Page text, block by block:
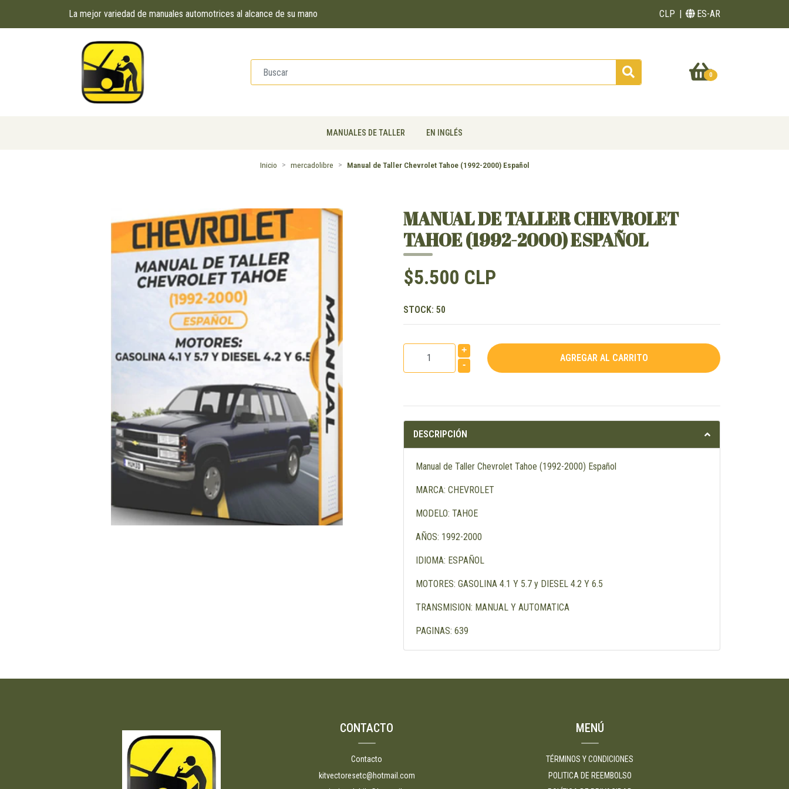
La mejor variedad de manuales automotrices al alcance de su mano CLP ES-AR
0
MANUALES DE TALLER EN INGLÉS
Inicio mercadolibre Manual de Taller Chevrolet Tahoe (1992-2000) Español
MANUAL DE TALLER CHEVROLET
TAHOE (1992-2000) ESPAÑOL
$5.500 CLP
STOCK: 50
+
-
DESCRIPCIÓN
Manual de Taller Chevrolet Tahoe (1992-2000) Español
MARCA: CHEVROLET
MODELO: TAHOE
AÑOS: 1992-2000
IDIOMA: ESPAÑOL
MOTORES: GASOLINA 4.1 Y 5.7 y DIESEL 4.2 Y 6.5
TRANSMISION: MANUAL Y AUTOMATICA
PAGINAS: 639
CONTACTO
Contacto
kitvectoresetc@hotmail.com
MENÚ
TÉRMINOS Y CONDICIONES
POLITICA DE REEMBOLSO